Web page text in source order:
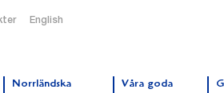
English
Norrländska
Våra goda